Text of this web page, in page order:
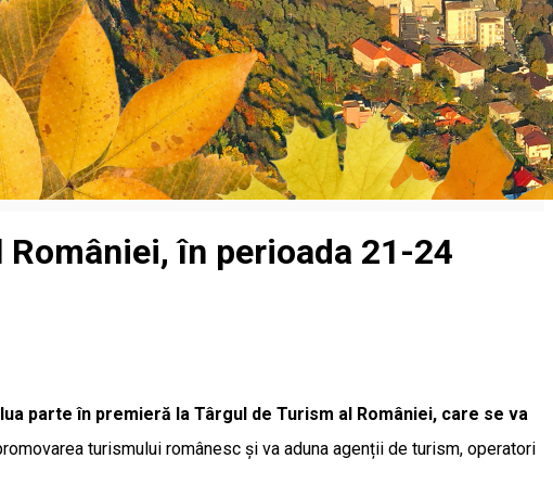
în perioada 21-24
parte în premieră la Târgul de Turism al României, care se va
turismului românesc și va aduna agenții de turism, operatori